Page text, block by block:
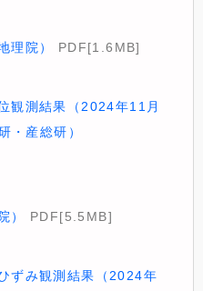
理院）
PDF[1.6MB]
観測結果（2024年11月
・産総研）
）
PDF[5.5MB]
ずみ観測結果（2024年